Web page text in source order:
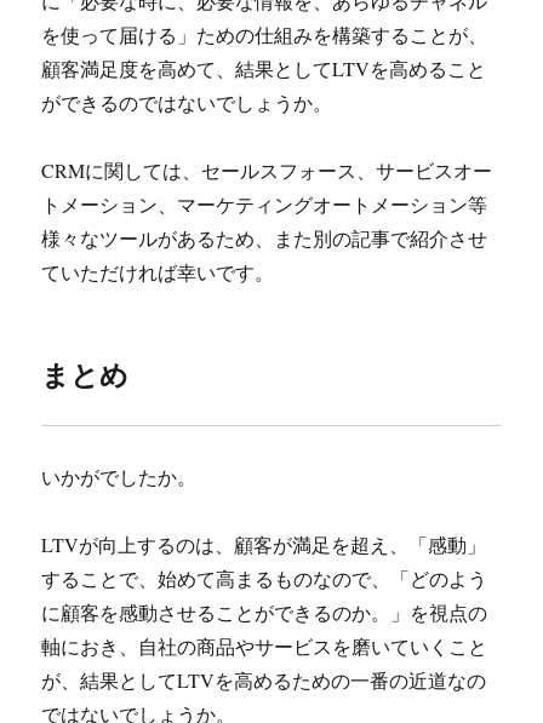
を使って届ける」ための仕組みを構築することが、
顧客満足度を高めて、結果としてLTVを高めること
ができるのではないでしょうか。
CRMに関しては、セールスフォース、サービスオー
トメーション、マーケティングオートメーション等
様々なツールがあるため、また別の記事で紹介させ
ていただければ幸いです。
まとめ
いかがでしたか。
LTVが向上するのは、顧客が満足を超え、「感動」
することで、始めて高まるものなので、「どのよう
に顧客を感動させることができるのか。」を視点の
軸におき、自社の商品やサービスを磨いていくこと
が、結果としてLTVを高めるための一番の近道なの
ではないでしょうか。